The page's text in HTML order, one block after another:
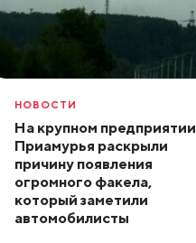
НОВОСТИ
На крупном предприятии
Приамурья раскрыли
причину появления
огромного факела,
который заметили
автомобилисты